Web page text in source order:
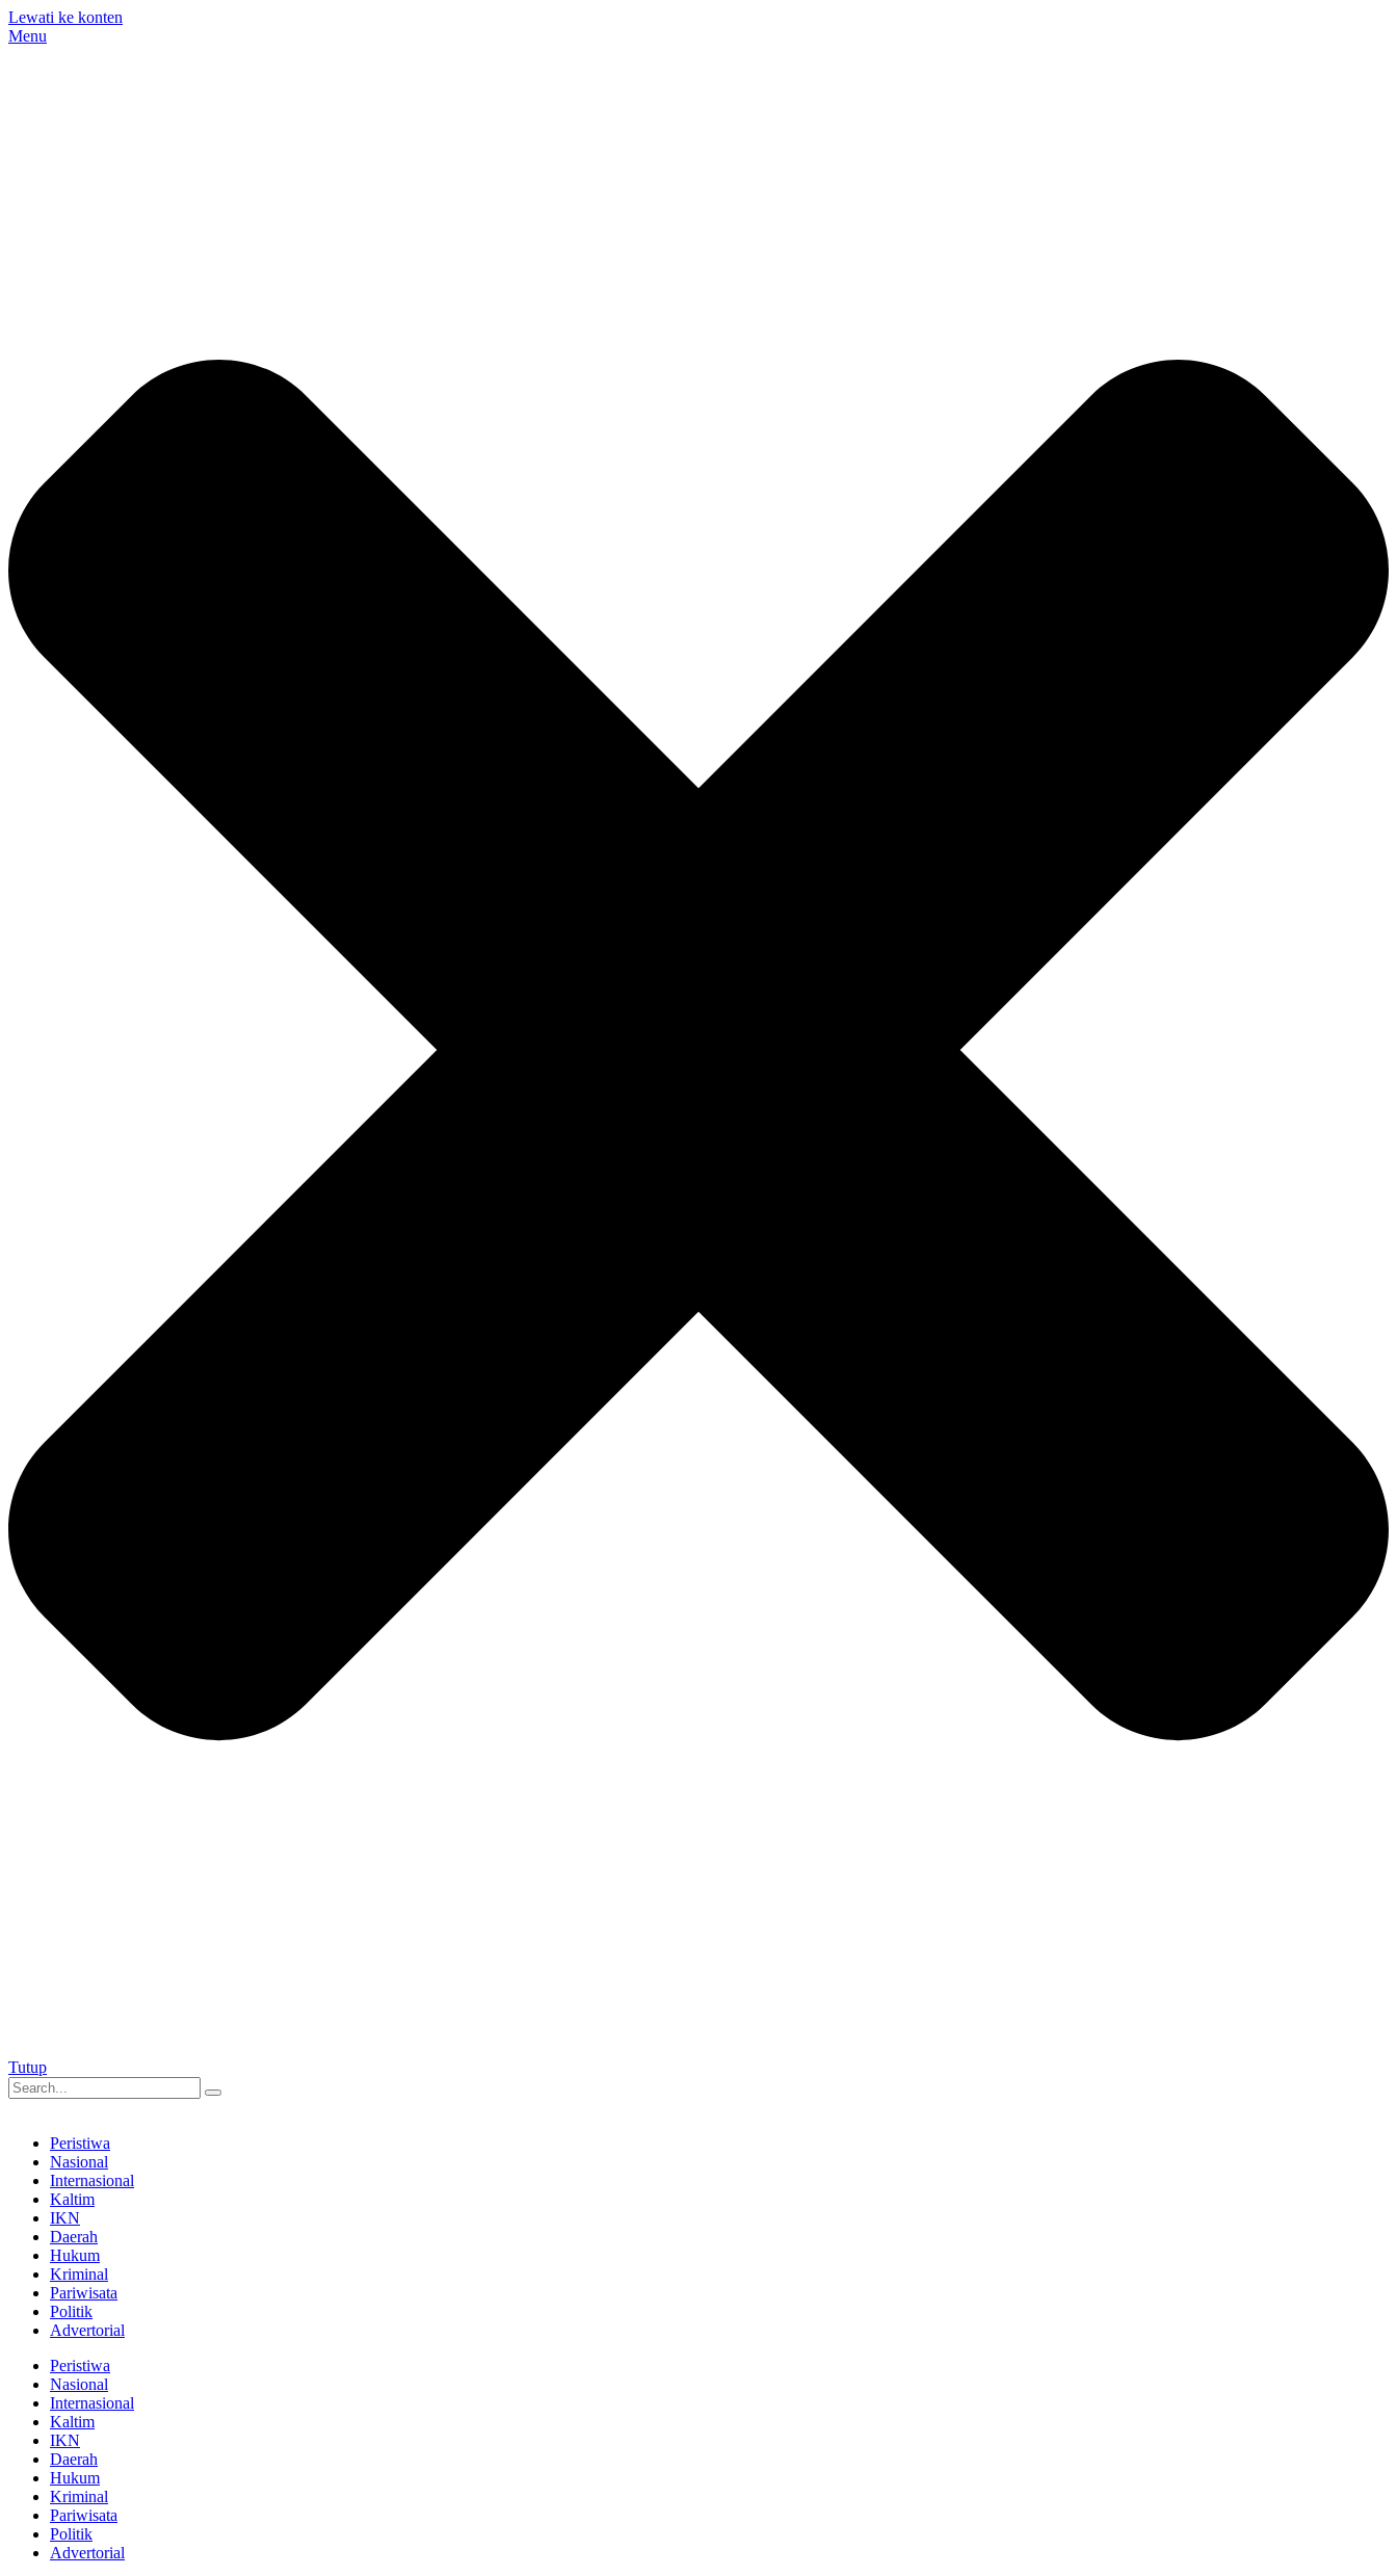
Lewati ke konten
Menu
Tutup
Peristiwa
Nasional
Internasional
Kaltim
IKN
Daerah
Hukum
Kriminal
Pariwisata
Politik
Advertorial
Peristiwa
Nasional
Internasional
Kaltim
IKN
Daerah
Hukum
Kriminal
Pariwisata
Politik
Advertorial